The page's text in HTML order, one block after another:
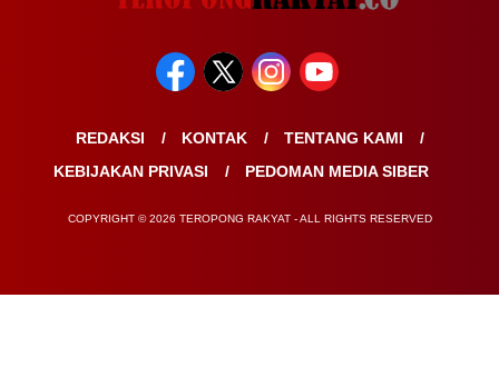
REDAKSI KONTAK
TENTANG KAMI
KEBIJAKAN PRIVASI
PEDOMAN MEDIA SIBER
COPYRIGHT © 2026 TEROPONG RAKYAT - ALL RIGHTS RESERVED